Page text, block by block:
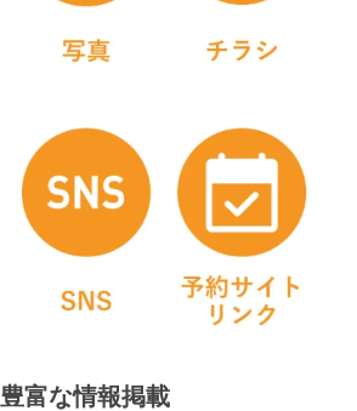
豊富な情報掲載